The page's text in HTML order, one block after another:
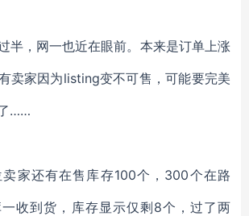
半，网一也近在眼前。本来是订单上涨
卖家因为listing变不可售，可能要完美
……
家还有在售库存100个，300个在路
收到货，库存显示仅剩8个，过了两